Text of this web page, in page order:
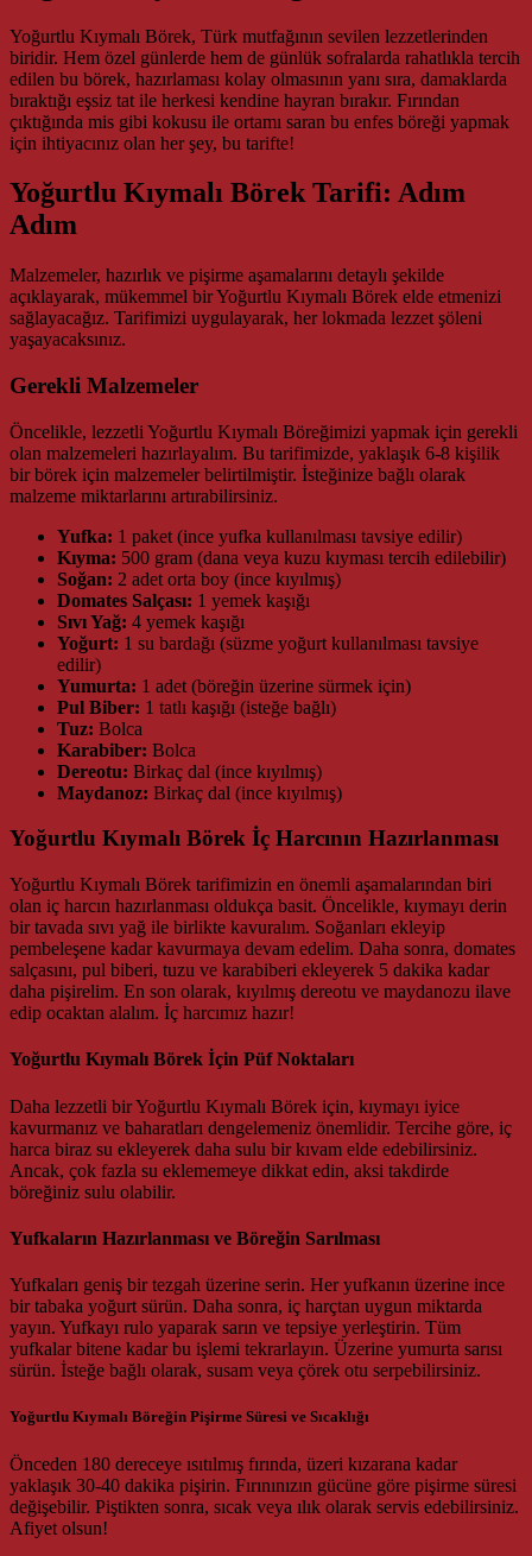
Yoğurtlu Kıymalı Börek, Türk mutfağının sevilen lezzetlerinden
biridir. Hem özel günlerde hem de günlük sofralarda rahatlıkla tercih
edilen bu börek, hazırlaması kolay olmasının yanı sıra, damaklarda
bıraktığı eşsiz tat ile herkesi kendine hayran bırakır. Fırından
çıktığında mis gibi kokusu ile ortamı saran bu enfes böreği yapmak
için ihtiyacınız olan her şey, bu tarifte!
Yoğurtlu Kıymalı Börek Tarifi: Adım
Adım
Malzemeler, hazırlık ve pişirme aşamalarını detaylı şekilde
açıklayarak, mükemmel bir Yoğurtlu Kıymalı Börek elde etmenizi
sağlayacağız. Tarifimizi uygulayarak, her lokmada lezzet şöleni
yaşayacaksınız.
Gerekli Malzemeler
Öncelikle, lezzetli Yoğurtlu Kıymalı Böreğimizi yapmak için gerekli
olan malzemeleri hazırlayalım. Bu tarifimizde, yaklaşık 6-8 kişilik
bir börek için malzemeler belirtilmiştir. İsteğinize bağlı olarak
malzeme miktarlarını artırabilirsiniz.
Yufka: 1 paket (ince yufka kullanılması tavsiye edilir)
Kıyma: 500 gram (dana veya kuzu kıyması tercih edilebilir)
Soğan: 2 adet orta boy (ince kıyılmış)
Domates Salçası: 1 yemek kaşığı
Sıvı Yağ: 4 yemek kaşığı
Yoğurt: 1 su bardağı (süzme yoğurt kullanılması tavsiye
edilir)
Yumurta: 1 adet (böreğin üzerine sürmek için)
Pul Biber: 1 tatlı kaşığı (isteğe bağlı)
Tuz: Bolca
Karabiber: Bolca
Dereotu: Birkaç dal (ince kıyılmış)
Maydanoz: Birkaç dal (ince kıyılmış)
Yoğurtlu Kıymalı Börek İç Harcının Hazırlanması
Yoğurtlu Kıymalı Börek tarifimizin en önemli aşamalarından biri
olan iç harcın hazırlanması oldukça basit. Öncelikle, kıymayı derin
bir tavada sıvı yağ ile birlikte kavuralım. Soğanları ekleyip
pembeleşene kadar kavurmaya devam edelim. Daha sonra, domates
salçasını, pul biberi, tuzu ve karabiberi ekleyerek 5 dakika kadar
daha pişirelim. En son olarak, kıyılmış dereotu ve maydanozu ilave
edip ocaktan alalım. İç harcımız hazır!
Yoğurtlu Kıymalı Börek İçin Püf Noktaları
Daha lezzetli bir Yoğurtlu Kıymalı Börek için, kıymayı iyice
kavurmanız ve baharatları dengelemeniz önemlidir. Tercihe göre, iç
harca biraz su ekleyerek daha sulu bir kıvam elde edebilirsiniz.
Ancak, çok fazla su eklememeye dikkat edin, aksi takdirde
böreğiniz sulu olabilir.
Yufkaların Hazırlanması ve Böreğin Sarılması
Yufkaları geniş bir tezgah üzerine serin. Her yufkanın üzerine ince
bir tabaka yoğurt sürün. Daha sonra, iç harçtan uygun miktarda
yayın. Yufkayı rulo yaparak sarın ve tepsiye yerleştirin. Tüm
yufkalar bitene kadar bu işlemi tekrarlayın. Üzerine yumurta sarısı
sürün. İsteğe bağlı olarak, susam veya çörek otu serpebilirsiniz.
Yoğurtlu Kıymalı Böreğin Pişirme Süresi ve Sıcaklığı
Önceden 180 dereceye ısıtılmış fırında, üzeri kızarana kadar
yaklaşık 30-40 dakika pişirin. Fırınınızın gücüne göre pişirme süresi
değişebilir. Piştikten sonra, sıcak veya ılık olarak servis edebilirsiniz.
Afiyet olsun!